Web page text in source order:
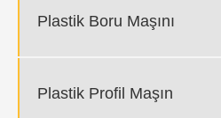
Plastik Boru Maşını
Plastik Profil Maşın